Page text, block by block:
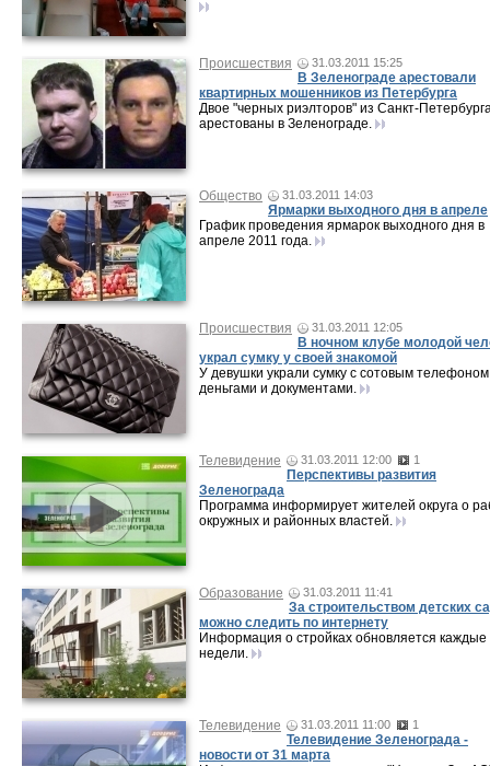
Происшествия 31.03.2011 15:25
В Зеленограде арестовали
квартирных мошенников из Петербурга
Двое "черных риэлторов" из Санкт-
арестованы в Зеленограде.
Общество 31.03.2011 14:03
Ярмарки выходного дня в апреле
График проведения ярмарок выходного дня в
апреле 2011 года.
Происшествия 31.03.2011 12:05
В ночном клубе молодой
украл сумку у своей знакомой
У девушки украли сумку с сотовым
деньгами и документами.
Телевидение 31.03.2011 12:00 1
Перспективы развития
Зеленограда
Программа информирует жителей округа о
окружных и районных властей.
Образование 31.03.2011 11:41
За строительством детских
можно следить по интернету
Информация о стройках обновляется каждые
недели.
Телевидение 31.03.2011 11:00 1
Телевидение Зеленограда -
новости от 31 марта